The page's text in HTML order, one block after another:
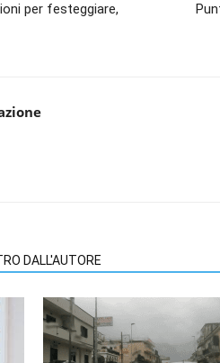
per festeggiare,
DALL'AUTORE